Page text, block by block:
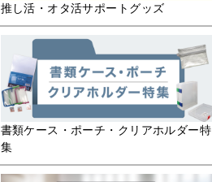
推し活・オタ活サポートグッズ
書類ケース・ポーチ・クリアホルダー特
集